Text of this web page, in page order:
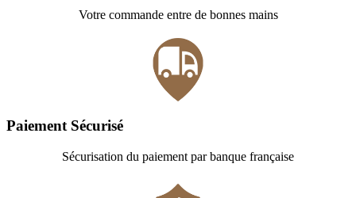
Votre commande entre de bonnes mains
Paiement Sécurisé
Sécurisation du paiement par banque française